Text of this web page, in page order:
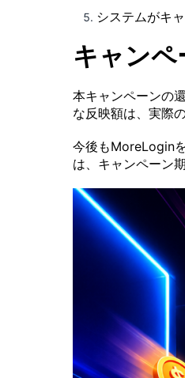
システムがキ
キャン
本キャンペーンの
な反映額は、実際
今後もMoreLogin
は、キャンペーン